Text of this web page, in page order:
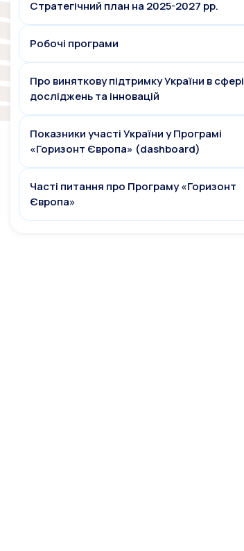
Стратегічний план на 2025-2027 рр.
Робочі програми
Про виняткову підтримку України в сфері
досліджень та інновацій
Показники участі України у Програмі
«Горизонт Європа» (dashboard)
Часті питання про Програму «Горизонт
Європа»